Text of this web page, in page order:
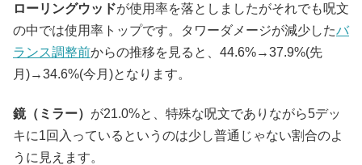
ローリングウッドが使用率を落としましたがそれでも呪文
の中では使用率トップです。タワーダメージが減少したバ
ランス調整前からの推移を見ると、44.6%→37.9%(先
月)→34.6%(今月)となります。
鏡（ミラー） が21.0%と、特殊な呪文でありながら5デッ
キに1回入っているというのは少し普通じゃない割合のよ
うに見えます。